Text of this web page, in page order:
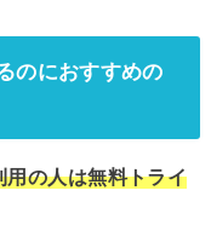
のにおすすめの
用の人は無料トライ